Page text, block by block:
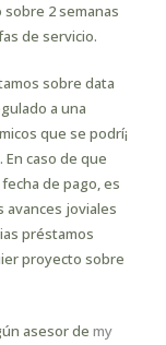
2 semanas
de servicio.
sobre data
a una
que se podrí¡
caso de que
de pago, es
joviales
préstamos
proyecto sobre
asesor de my